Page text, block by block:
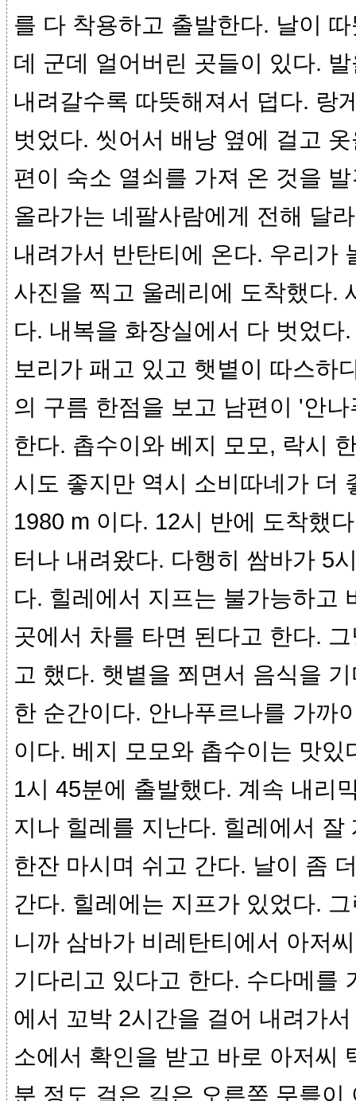
를 다 착용하고 출발한다. 날이
데 군데 얼어버린 곳들이 있다.
내려갈수록 따뜻해져서 덥다. 랑
벗었다. 씻어서 배낭 옆에 걸고
편이 숙소 열쇠를 가져 온 것을
올라가는 네팔사람에게 전해 달
내려가서 반탄티에 온다. 우리가
사진을 찍고 울레리에 도착했다.
다. 내복을 화장실에서 다 벗었다
보리가 패고 있고 햇볕이 따스하
의 구름 한점을 보고 남편이 '안
한다. 촙수이와 베지 모모, 락시
시도 좋지만 역시 소비따네가 더
1980 m 이다. 12시 반에 도착했
터나 내려왔다. 다행히 쌈바가 5
다. 힐레에서 지프는 불가능하고
곳에서 차를 타면 된다고 한다.
고 했다. 햇볕을 쬐면서 음식을
한 순간이다. 안나푸르나를 가까
이다. 베지 모모와 촙수이는 맛있
1시 45분에 출발했다. 계속 내리
지나 힐레를 지난다. 힐레에서 잘
한잔 마시며 쉬고 간다. 날이 좀
간다. 힐레에는 지프가 있었다.
니까 삼바가 비레탄티에서 아저
기다리고 있다고 한다. 수다메를
에서 꼬박 2시간을 걸어 내려가
소에서 확인을 받고 바로 아저씨
분 정도 걸은 길은 오른쪽 무릎이